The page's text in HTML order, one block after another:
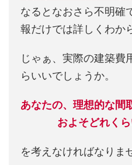
なるとなおさら不明確
報だけでは詳しくわか
じゃぁ、実際の建築費
らいいでしょうか。
あなたの、理想的な間
およそどれく
を考えなければなりま